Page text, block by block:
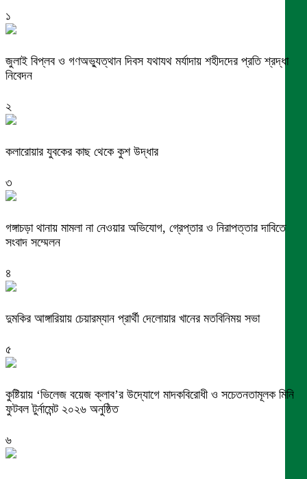
১
জুলাই বিপ্লব ও গণঅভ্যুত্থান দিবস যথাযথ মর্যাদায় শহীদদের প্রতি শ্রদ্ধা
নিবেদন
২
কলারোয়ার যুবকের কাছ থেকে কুশ উদ্ধার
৩
গঙ্গাচড়া থানায় মামলা না নেওয়ার অভিযোগ, গ্রেপ্তার ও নিরাপত্তার দাবিতে
সংবাদ সম্মেলন
৪
দুমকির আঙ্গারিয়ায় চেয়ারম্যান প্রার্থী দেলোয়ার খানের মতবিনিময় সভা
৫
কুষ্টিয়ায় ‘ভিলেজ বয়েজ ক্লাব’র উদ্যোগে মাদকবিরোধী ও সচেতনতামূলক মিনি
ফুটবল টুর্নামেন্ট ২০২৬ অনুষ্ঠিত
৬